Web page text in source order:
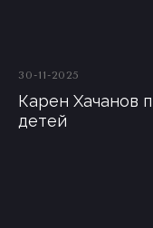
30-11-2025
Карен Хачанов
детей